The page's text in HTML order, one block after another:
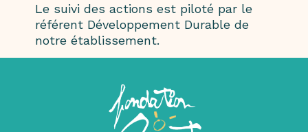
Le suivi des actions est piloté par le
référent Développement Durable de
notre établissement.